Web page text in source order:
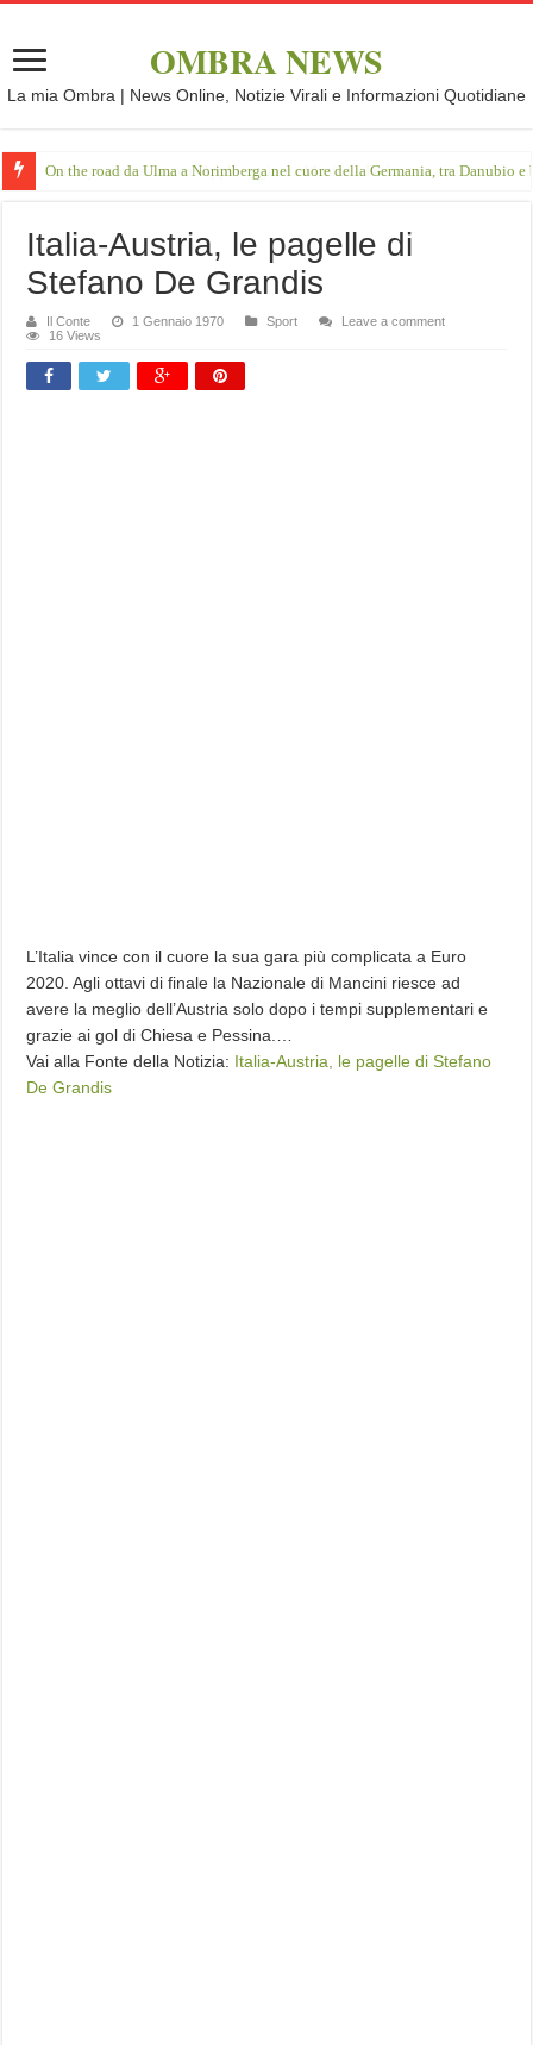
OMBRA NEWS
La mia Ombra | News Online, Notizie Virali e Informazioni Quotidiane
On the road da Ulma a Norimberga nel cuore della Germania, tra Danubio
Italia-Austria, le pagelle di
Stefano De Grandis
Il Conte 1 Gennaio 1970 Sport
Leave a comment
16 Views
L’Italia vince con il cuore la sua gara più complicata a Euro
2020. Agli ottavi di finale la Nazionale di Mancini riesce ad
avere la meglio dell’Austria solo dopo i tempi supplementari e
grazie ai gol di Chiesa e Pessina.…
Vai alla Fonte della Notizia: Italia-Austria, le pagelle di Stefano
De Grandis